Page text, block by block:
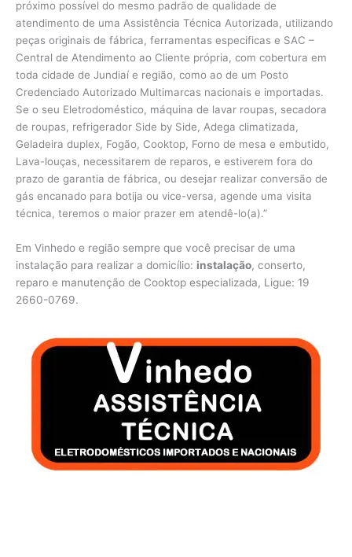
próximo possível do mesmo padrão de qualidade de
atendimento de uma Assistência Técnica Autorizada, utilizando
peças originais de fábrica, ferramentas especificas e SAC –
Central de Atendimento ao Cliente própria, com cobertura em
toda cidade de Jundiaí e região, como ao de um Posto
Credenciado Autorizado Multimarcas nacionais e importadas.
Se o seu Eletrodoméstico, máquina de lavar roupas, secadora
de roupas, refrigerador Side by Side, Adega climatizada,
Geladeira duplex, Fogão, Cooktop, Forno de mesa e embutido,
Lava-louças, necessitarem de reparos, e estiverem fora do
prazo de garantia de fábrica, ou desejar realizar conversão de
gás encanado para botija ou vice-versa, agende uma visita
técnica, teremos o maior prazer em atendê-lo(a).”
Em Vinhedo e região sempre que você precisar de uma
instalação para realizar a domicílio: instalação, conserto,
reparo e manutenção de Cooktop especializada, Ligue: 19
2660-0769.